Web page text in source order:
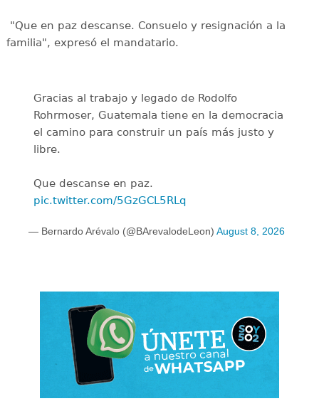
"Que en paz descanse. Consuelo y resignación a la
familia", expresó el mandatario.
Gracias al trabajo y legado de Rodolfo
Rohrmoser, Guatemala tiene en la democracia
el camino para construir un país más justo y
libre.
Que descanse en paz.
pic.twitter.com/5GzGCL5RLq
— Bernardo Arévalo (@BArevalodeLeon) August 8, 2026